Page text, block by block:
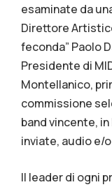
esaminate da
Direttore
feconda” Paolo
Presidente di
Montellanico,
commissione
band vincente,
inviate, audio e/
Il leader di ogni